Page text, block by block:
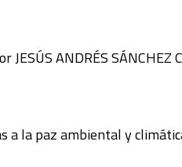
ANDRÉS SÁNCHEZ
la paz ambiental y